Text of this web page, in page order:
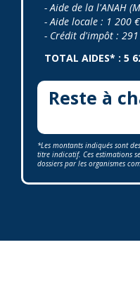
- Aide de la l'ANAH
- Aide locale : 1 200 €
- Crédit d'impôt :
TOTAL AIDES* : 5
Reste à
*Les montants indiqués sont
titre indicatif. Ces estimations
dossiers par les organismes